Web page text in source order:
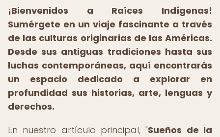
¡Bienvenidos a Raíces Indígenas!
Sumérgete en un viaje fascinante a través
de las culturas originarias de las Américas.
Desde sus antiguas tradiciones hasta sus
luchas contemporáneas, aquí encontrarás
un espacio dedicado a explorar en
profundidad sus historias, arte, lenguas y
derechos.
En nuestro artículo principal, "Sueños de la